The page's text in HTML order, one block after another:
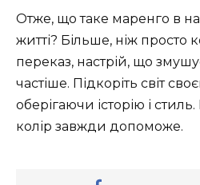
Отже, що таке маренго в
житті? Більше, ніж просто
переказ, настрій, що
частіше. Підкоріть світ
оберігаючи історію і
колір завжди допоможе.